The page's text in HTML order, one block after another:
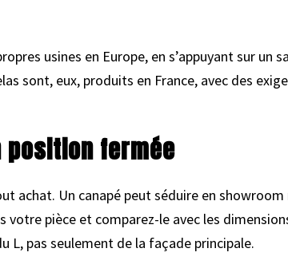
usines en Europe, en s’appuyant sur
sont, eux, produits en France, avec des
position fermée
achat. Un canapé peut séduire en
votre pièce et comparez-le avec les
L, pas seulement de la façade principale.